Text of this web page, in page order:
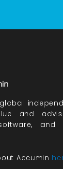
and
and
Accumin